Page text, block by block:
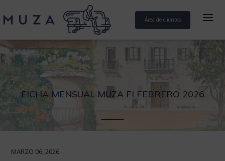
Área de clientes
FICHA MENSUAL MUZA FI FEBRERO 2026
MARZO 06, 2026